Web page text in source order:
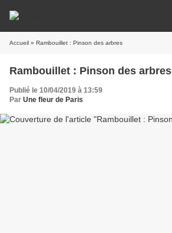
Accueil » Rambouillet : Pinson des arbres
Rambouillet : Pinson des arbres
Publié le 10/04/2019 à 13:59
Par Une fleur de Paris